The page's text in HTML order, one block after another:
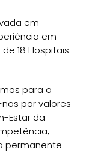
em
em
18 Hospitais
para o
por valores
Estar da
permanente